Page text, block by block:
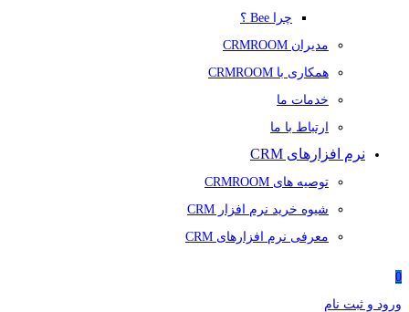
چرا Bee ؟
مدیران CRMROOM
همکاری با CRMROOM
خدمات ما
ارتباط با ما
نرم افزارهای CRM
توصیه های CRMROOM
شیوه خرید نرم افزار CRM
معرفی نرم افزارهای CRM
0
ورود و ثبت نام